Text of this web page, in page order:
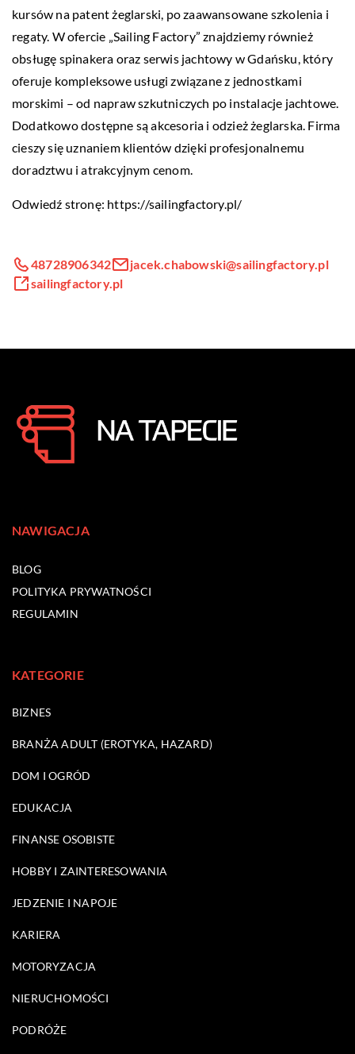
kursów na patent żeglarski, po zaawansowane szkolenia i
regaty. W ofercie „Sailing Factory” znajdziemy również
obsługę spinakera oraz serwis jachtowy w Gdańsku, który
oferuje kompleksowe usługi związane z jednostkami
morskimi – od napraw szkutniczych po instalacje jachtowe.
Dodatkowo dostępne są akcesoria i odzież żeglarska. Firma
cieszy się uznaniem klientów dzięki profesjonalnemu
doradztwu i atrakcyjnym cenom.
Odwiedź stronę: https://sailingfactory.pl/
48728906342
jacek.chabowski@sailingfactory.pl
sailingfactory.pl
NAWIGACJA
BLOG
POLITYKA PRYWATNOŚCI
REGULAMIN
KATEGORIE
BIZNES
BRANŻA ADULT (EROTYKA, HAZARD)
DOM I OGRÓD
EDUKACJA
FINANSE OSOBISTE
HOBBY I ZAINTERESOWANIA
JEDZENIE I NAPOJE
KARIERA
MOTORYZACJA
NIERUCHOMOŚCI
PODRÓŻE